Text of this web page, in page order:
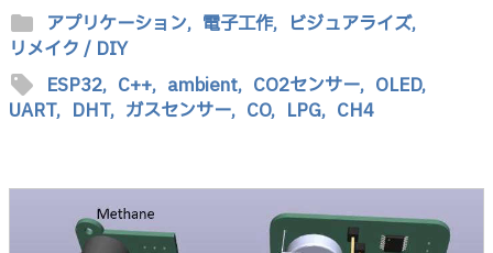
folder アプリケーション, 電子工作, ビジュアライズ,
リメイク / DIY
sell ESP32, C++, ambient, CO2センサー, OLED,
UART, DHT, ガスセンサー, CO, LPG, CH4